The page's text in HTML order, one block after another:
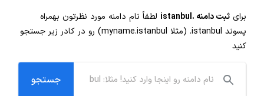
برای ثبت دامنه .istanbul
لطفاً نام دامنه مورد نظرتون بهمراه
پسوند .istanbul
(مثلا myname.istanbul) رو در کادر زیر جستجو
کنید